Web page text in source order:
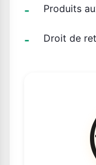
Produits
Droit de